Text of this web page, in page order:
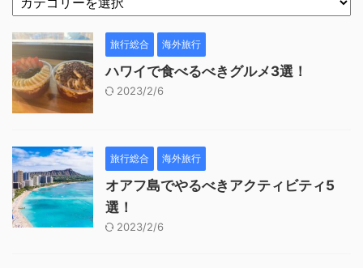
旅行総合 海外旅行
ハワイで食べるべきグルメ3選！
2023/2/6
旅行総合 海外旅行
オアフ島でやるべきアクティビティ5
選！
2023/2/6